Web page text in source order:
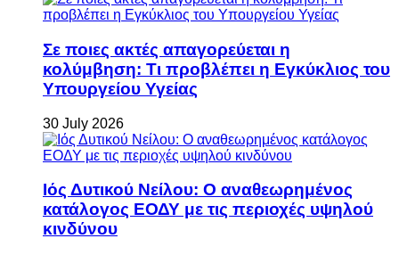
Σε ποιες ακτές απαγορεύεται η
κολύμβηση: Τι προβλέπει η Εγκύκλιος του
Υπουργείου Υγείας
30 July 2026
Ιός Δυτικού Νείλου: Ο αναθεωρημένος
κατάλογος ΕΟΔΥ με τις περιοχές υψηλού
κινδύνου